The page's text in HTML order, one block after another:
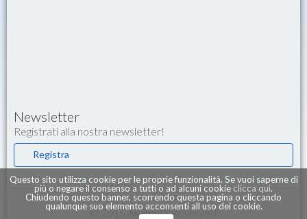
Questo sito utilizza cookie per le proprie funzionalità. Se vuoi saperne di
più o negare il consenso a tutti o ad alcuni cookie clicca qui.
Chiudendo questo banner, scorrendo questa pagina o cliccando
qualunque suo elemento acconsenti all uso dei cookie.
Newsletter
Registrati alla nostra newsletter!
Registra
© 2015 All Rights Reserved.